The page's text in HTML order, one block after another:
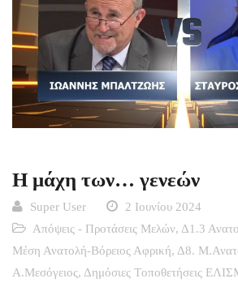
Η μάχη των… γενεών
Super User
2 Ιουνίου 2024
Απόψεις - Προτάσεις Μελών, Δ1.3
Μέση Ανατολή-Βόρειος Αφρική, Δ8.
Α.Μεσόγειος, Δημόσιες Tοποθετήσεις